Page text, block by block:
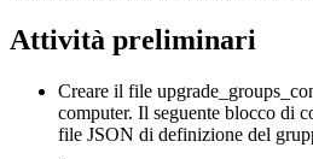
Attività preliminari
Creare il file
computer. Il seguente blocco di
file JSON di definizione del